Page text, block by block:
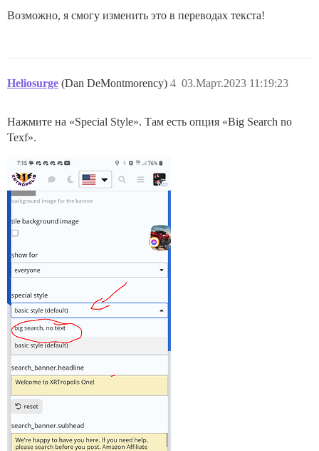
Возможно, я смогу изменить это в переводах текста!
Heliosurge (Dan DeMontmorency) 03.Март.2023 11:19:23
4
Нажмите на «Special Style». Там есть опция «Big Search no
Texf».